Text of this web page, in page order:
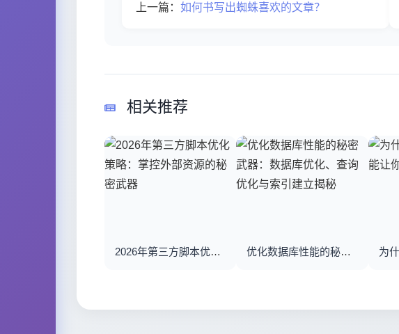
上一篇： 如何书写出蜘蛛喜欢的文章？
相关推荐
2026年第三方脚本优化策略：掌控外部资源的秘密武器 优化数据库性能的秘密武器：数据库优化、查询优化与索引建立揭秘